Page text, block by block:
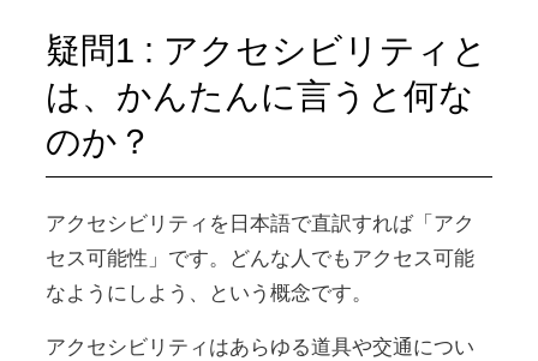
疑問1 : アクセシビリティと
は、かんたんに言うと何な
のか？
アクセシビリティを日本語で直訳すれば「アク
セス可能性」です。どんな人でもアクセス可能
なようにしよう、という概念です。
アクセシビリティはあらゆる道具や交通につい